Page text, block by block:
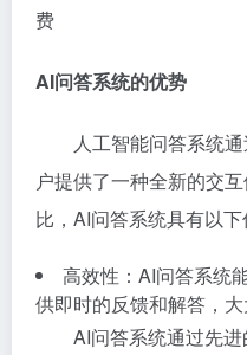
AI问答系统的优势
人工智能问答系统
户提供了一种全新的交
比，AI问答系统具有以下
高效性：AI问答系统
供即时的反馈和解答，大
AI问答系统通过先